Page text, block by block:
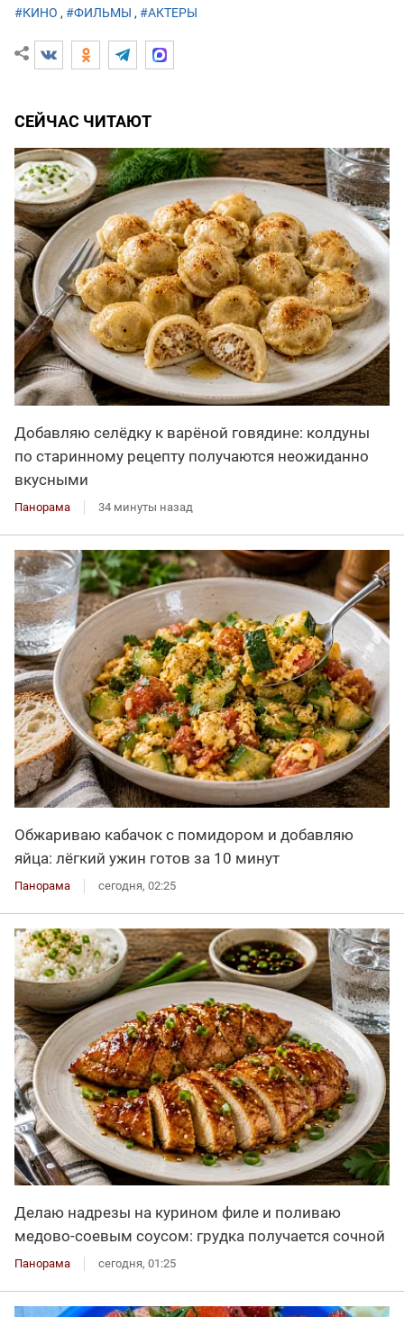
#КИНО , #ФИЛЬМЫ , #АКТЕРЫ
СЕЙЧАС ЧИТАЮТ
Добавляю селёдку к варёной говядине: колдуны
по старинному рецепту получаются неожиданно
вкусными
Панорама 34 минуты назад
Обжариваю кабачок с помидором и добавляю
яйца: лёгкий ужин готов за 10 минут
Панорама сегодня, 02:25
Делаю надрезы на курином филе и поливаю
медово-соевым соусом: грудка получается сочной
Панорама сегодня, 01:25